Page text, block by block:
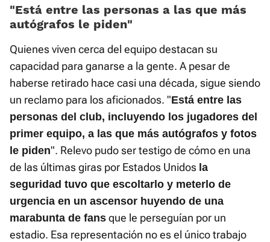
«Está entre las personas a las que más
autógrafos le piden»
Quienes viven cerca del equipo destacan su
capacidad para ganarse a la gente. A pesar de
haberse retirado hace casi una década, sigue siendo
un reclamo para los aficionados. "Está entre las
personas del club, incluyendo los jugadores del
primer equipo, a las que más autógrafos y fotos
le piden". Relevo pudo ser testigo de cómo en una
de las últimas giras por Estados Unidos la
seguridad tuvo que escoltarlo y meterlo de
urgencia en un ascensor huyendo de una
marabunta de fans que le perseguían por un
estadio. Esa representación no es el único trabajo